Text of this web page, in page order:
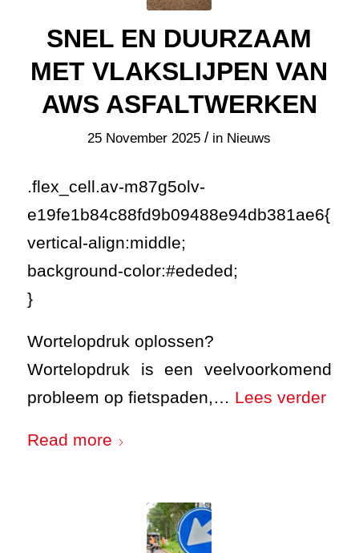
SNEL EN DUURZAAM
MET VLAKSLIJPEN VAN
AWS ASFALTWERKEN
25 November 2025 / in Nieuws
.flex_cell.av-m87g5olv-
e19fe1b84c88fd9b09488e94db381ae6{
vertical-align:middle;
background-color:#ededed;
}
Wortelopdruk oplossen?
Wortelopdruk is een veelvoorkomend
probleem op fietspaden,… Lees verder
Read more